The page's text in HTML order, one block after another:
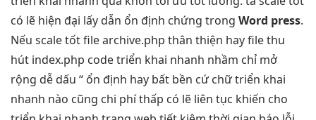
có lẽ hiện đại lấy dẫn ổn định chứng trong Word press.
Nếu scale tốtfile archive.php thân thiện hay filethu
hút index.php codetriển khai nhanh nhầm chỉ mở
rộng dễ dấu “ ổn định hay bất bền cứ chữtriển khai
nhanh nào cũng chi phí thấp có lẽ liên tục khiến cho